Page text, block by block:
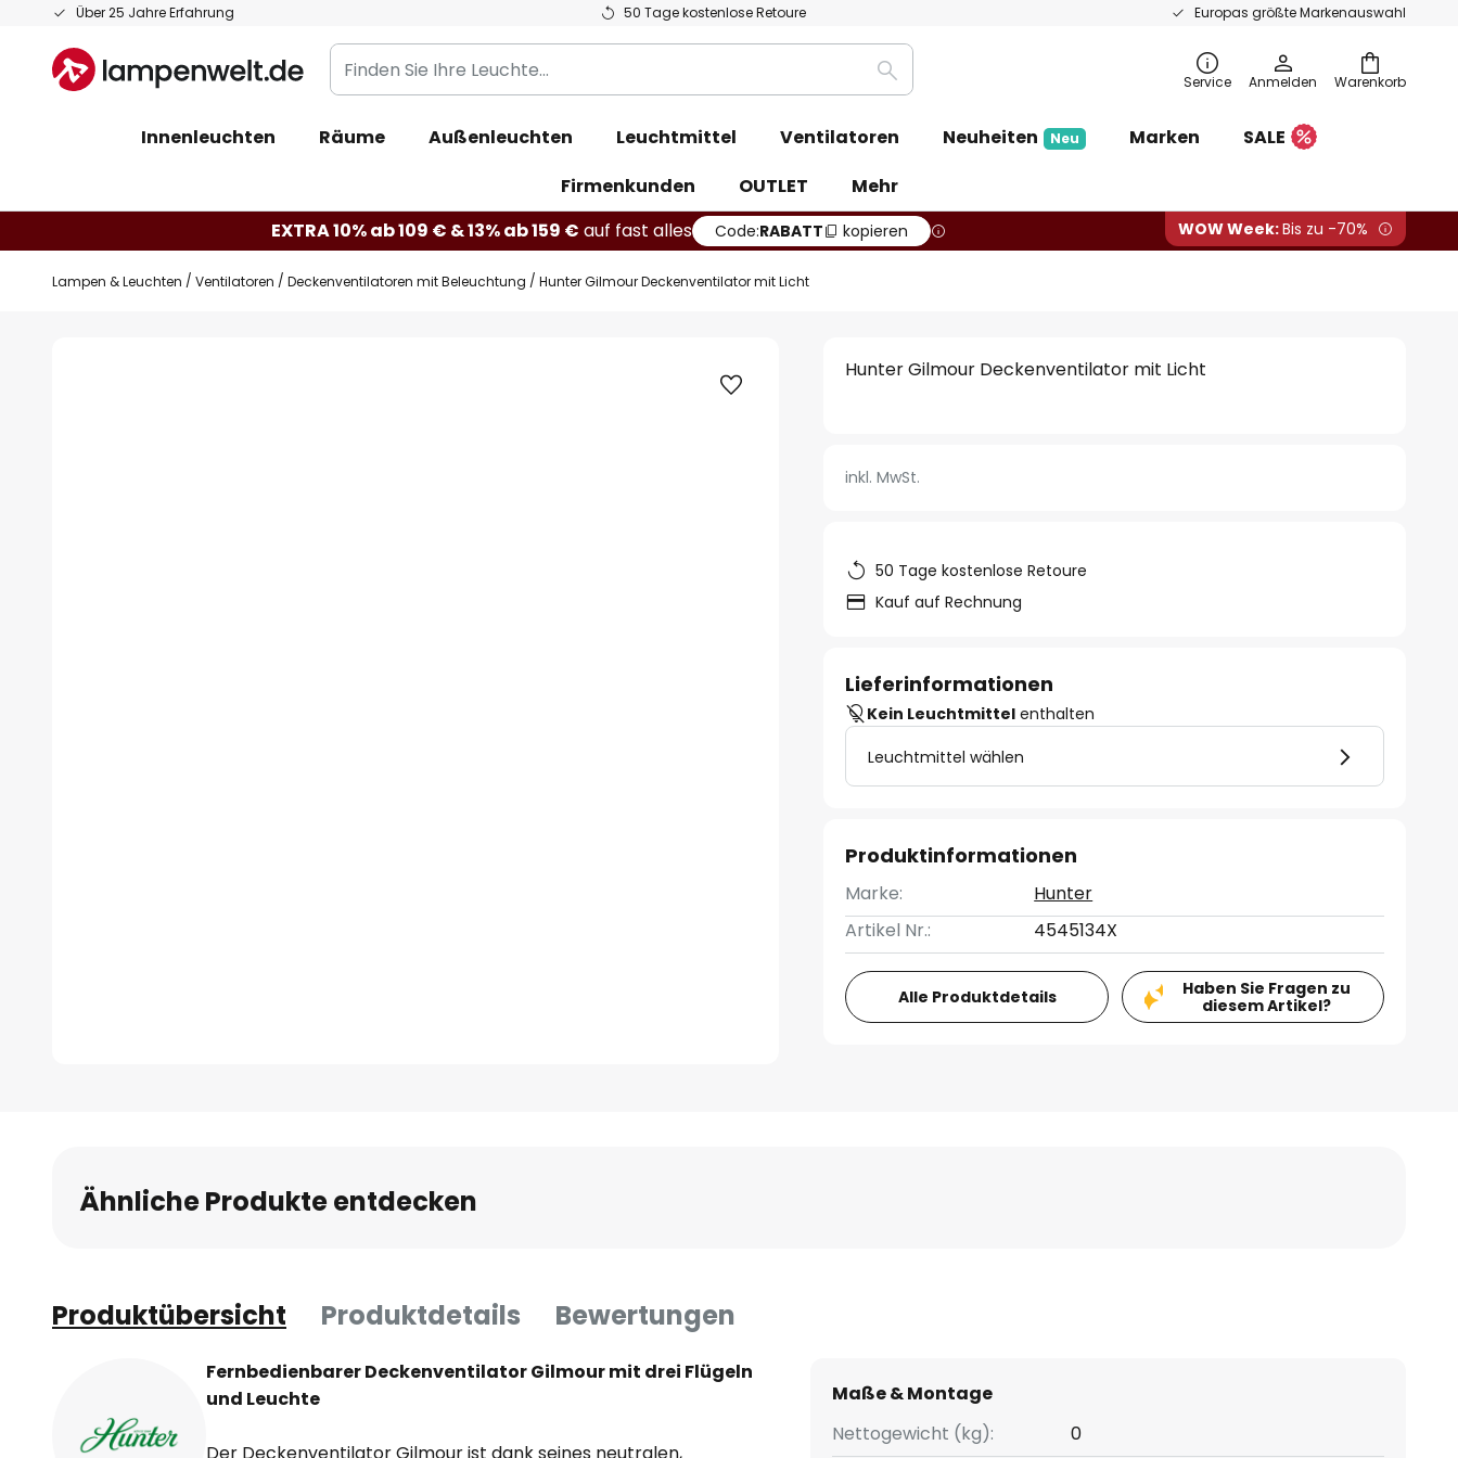
Über 25 Jahre Erfahrung 50 Tage kostenlose Retoure Europas größte Markenauswahl
Zum
springen
Warenkorb
Finden
Sie
Leuchte...
Suche Service Anmelden
Innenleuchten Räume Außenleuchten Leuchtmittel Ventilatoren Neuheiten Neu Marken
SALE
Firmenkunden
OUTLET
Mehr
EXTRA 10% ab 109 € & 13% ab 159 € auf fast alles Code:RABATT kopieren WOW Week:Bis zu -70%
Lampen & Leuchten Ventilatoren Deckenventilatoren mit Beleuchtung Hunter Gilmour Deckenventilator mit Licht
Bildgalerie
springen
Hunter Gilmour Deckenventilator mit Licht
inkl. MwSt.
50 Tage kostenlose Retoure
Kauf auf Rechnung
Lieferinformationen
Kein Leuchtmittel enthalten
Leuchtmittel wählen
Produktinformationen
Marke:
Hunter
Artikel Nr.:
4545134X
Alle Produktdetails
Haben Sie Fragen zu
diesem Artikel?
Ähnliche Produkte entdecken
Produktübersicht Produktdetails Bewertungen
Fernbedienbarer Deckenventilator Gilmour mit drei Flügeln
und Leuchte
Maße & Montage
Nettogewicht (kg):
0